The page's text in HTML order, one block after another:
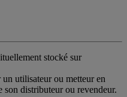
stocké sur
un utilisateur ou metteur en
distributeur ou revendeur.